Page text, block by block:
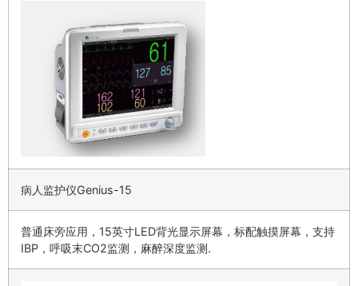
病人监护仪Genius-15
普通床旁应用，15英寸LED背光显示屏幕，标配触摸屏幕，支持
IBP，呼吸末CO2监测，麻醉深度监测.